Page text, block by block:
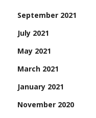
September 2021
July 2021
May 2021
March 2021
January 2021
November 2020